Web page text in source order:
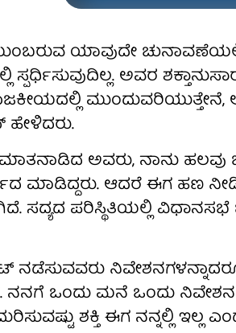
ಯಾವುದೇ ಚುನಾವಣೆಯಲ್ಲಿ
ಅವರ
ಮುಂದುವರಿಯುತ್ತೇನೆ,
ಅವರು, ನಾನು
ಮಾಡಿದ್ದರು. ಆದರೆ ಈಗ ಹಣ
ಸದ್ಯದ ಪರಿಸ್ಥಿತಿಯಲ್ಲಿ
ನಡೆಸುವವರು
ನನಗೆ ಒಂದು ಮನೆ ಒಂದು
ಶಕ್ತಿ ಈಗ ನನ್ನಲ್ಲಿ ಇಲ್ಲ